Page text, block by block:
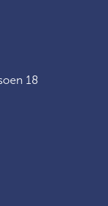
18